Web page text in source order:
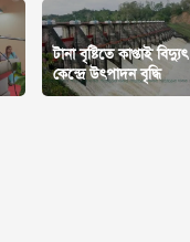
টানা বৃষ্টিতে কাপ্তাই বিদ্যুৎ
কেন্দ্রে উৎপাদন বৃদ্ধি